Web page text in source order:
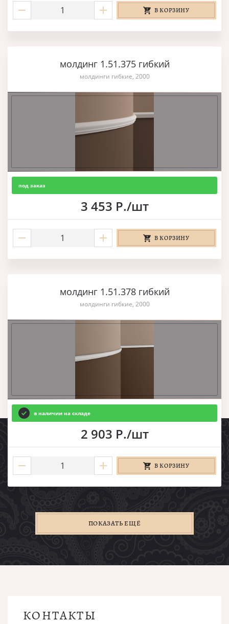
В КОРЗИНУ
молдинг 1.51.375 гибкий
молдинги гибкие, 2000
под заказ
3 453 Р./шт
В КОРЗИНУ
молдинг 1.51.378 гибкий
молдинги гибкие, 2000
в наличии на складе
2 903 Р./шт
В КОРЗИНУ
ПОКАЗАТЬ ЕЩЁ
КОНТАКТЫ